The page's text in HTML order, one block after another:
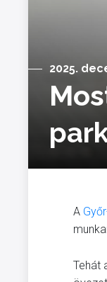
2025.
A
Tehát